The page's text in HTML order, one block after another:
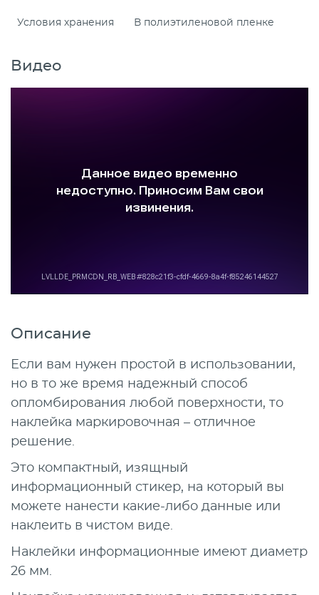
Условия хранения В полиэтиленовой пленке
Видео
Описание
Если вам нужен простой в использовании,
но в то же время надежный способ
опломбирования любой поверхности, то
наклейка маркировочная – отличное
решение.
Это компактный, изящный
информационный стикер, на который вы
можете нанести какие-либо данные или
наклеить в чистом виде.
Наклейки информационные имеют диаметр
26 мм.